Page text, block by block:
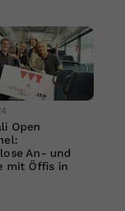
Open
An- und
mit Öffis in